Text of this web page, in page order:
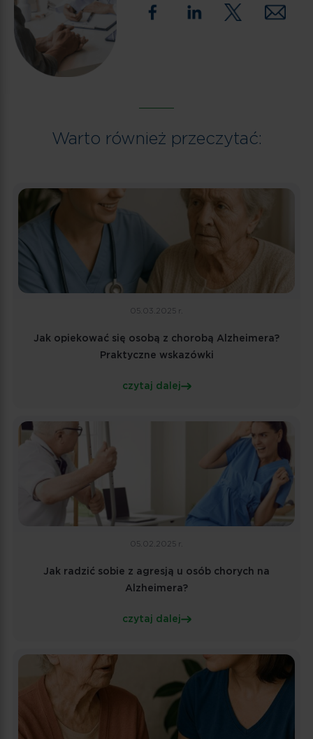
Warto również przeczytać:
05.03.2025 r.
Jak opiekować się osobą z chorobą Alzheimera?
Praktyczne wskazówki
czytaj dalej
05.02.2025 r.
Jak radzić sobie z agresją u osób chorych na
Alzheimera?
czytaj dalej